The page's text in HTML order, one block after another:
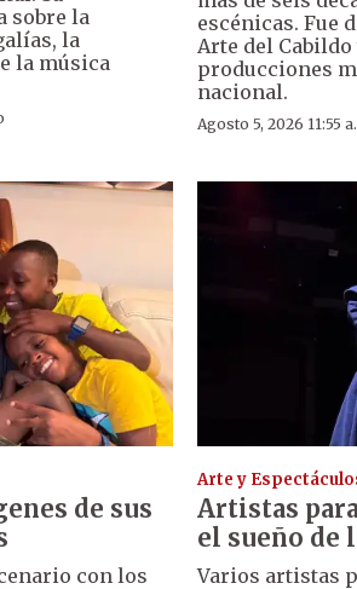
sobre la
la
la música
escénicas. Fue
Arte del
producciones
nacional.
Agosto 5, 2026 11:55
de sus
con los
Arte y
Artistas
el sueño de
Varios artistas